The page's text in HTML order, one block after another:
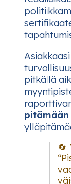
pitkällä
🔄